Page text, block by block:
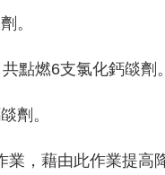
。
點燃6支氯化鈣燄劑。
劑。
，藉由此作業提高